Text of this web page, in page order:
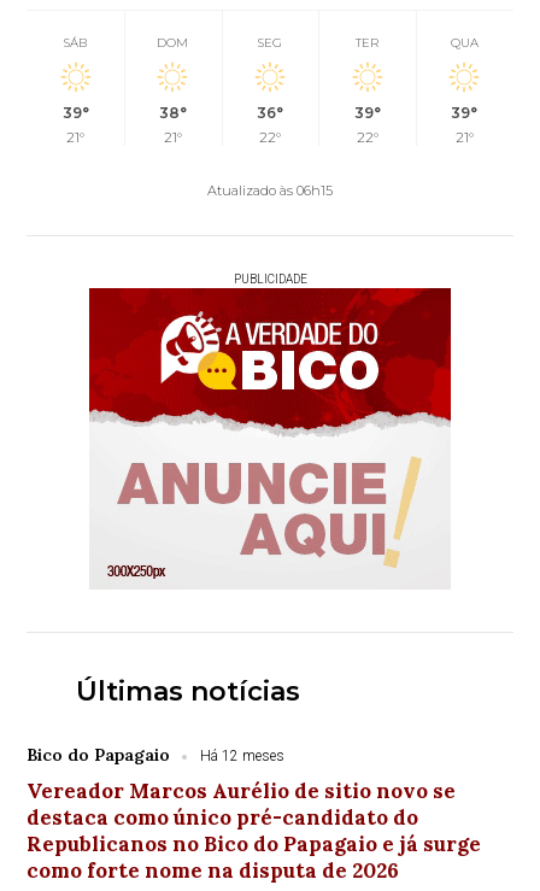
SÁB
39°
21°
DOM
38°
21°
SEG
36°
22°
TER
39°
22°
QUA
39°
21°
Atualizado às 06h15
PUBLICIDADE
Últimas notícias
Bico do Papagaio Há 12 meses
Vereador Marcos Aurélio de sitio novo se
destaca como único pré-candidato do
Republicanos no Bico do Papagaio e já surge
como forte nome na disputa de 2026